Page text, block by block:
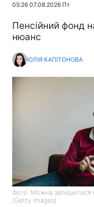
05:26 07.08.2026 Пт
Пенсійний фонд
нюанс
ЮЛІЯ КАПІТОНОВА
Фото: Можна залишитися
(Getty Images)